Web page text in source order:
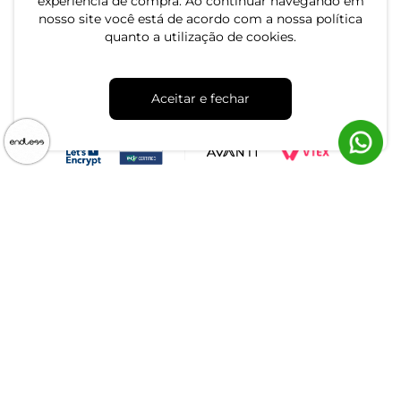
nosso site você está de acordo com a nossa política
quanto a utilização de cookies.
Aceitar e fechar
CNPJ: 79.233.672/0001-05